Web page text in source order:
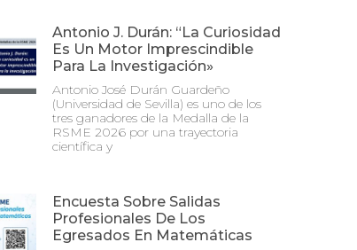
Antonio J. Durán: “La Curiosidad
Es Un Motor Imprescindible
Para La Investigación»
Antonio José Durán Guardeño
(Universidad de Sevilla) es uno de los
tres ganadores de la Medalla de la
RSME 2026 por una trayectoria
científica y
Encuesta Sobre Salidas
Profesionales De Los
Egresados En Matemáticas